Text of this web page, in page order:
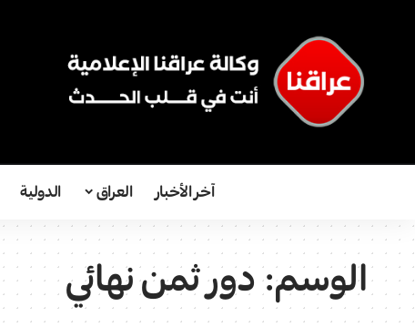
آخر الأخبار العراق الدولية
الوسم:دور ثمن نهائي